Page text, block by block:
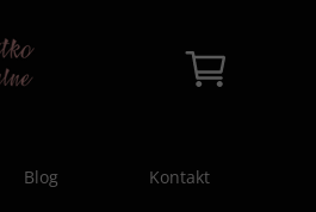
Blog Kontakt